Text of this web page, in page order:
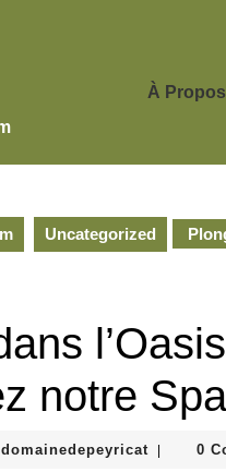
À
Uncategorized
notre
domainedepeyricat 0